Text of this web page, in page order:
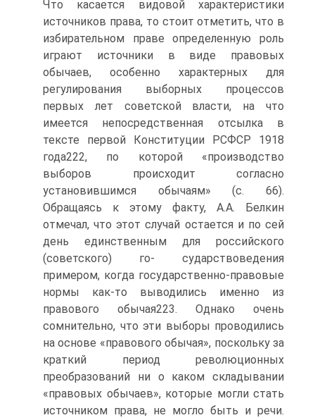
Что касается видовой характеристики
источников права, то стоит отметить, что в
избирательном праве определенную роль
играют источники в виде правовых
обычаев, особенно характерных для
регулирования выборных процессов
первых лет советской власти, на что
имеется непосредственная отсылка в
тексте первой Конституции РСФСР 1918
года222, по которой «производство
выборов происходит согласно
установившимся обычаям» (с. 66).
Обращаясь к этому факту, А.А. Белкин
отмечал, что этот случай остается и по сей
день единственным для российского
(советского) го- сударствоведения
примером, когда государственно-правовые
нормы как-то выводились именно из
правового обычая223. Однако очень
сомнительно, что эти выборы проводились
на основе «правового обычая», поскольку за
краткий период революционных
преобразований ни о каком складывании
«правовых обычаев», которые могли стать
источником права, не могло быть и речи.